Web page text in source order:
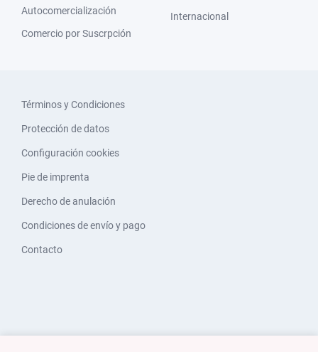
Autocomercialización
Comercio por Suscrpción
Internacional
Términos y Condiciones
Protección de datos
Configuración cookies
Pie de imprenta
Derecho de anulación
Condiciones de envío y pago
Contacto